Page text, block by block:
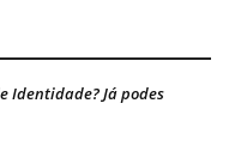
Identidade? Já podes